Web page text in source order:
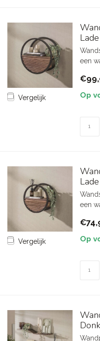
Vergelijk
een
Op
Vergelijk
een
Op